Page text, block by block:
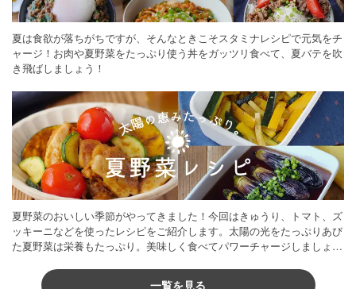
夏は食欲が落ちがちですが、そんなときこそスタミナレシピで元気をチ
ャージ！お肉や夏野菜をたっぷり使う丼をガッツリ食べて、夏バテを吹
き飛ばしましょう！
夏野菜のおいしい季節がやってきました！今回はきゅうり、トマト、ズ
ッキーニなどを使ったレシピをご紹介します。太陽の光をたっぷりあび
た夏野菜は栄養もたっぷり。美味しく食べてパワーチャージしましょう
一覧を見る